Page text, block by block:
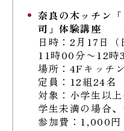
奈良の木ッチン
司」体験講座
日時：2月17日（
11時00分〜12時
場所：4Fキッチ
定員：12組24名
対象：小学生以
学生未満の場合、
参加費：1,000